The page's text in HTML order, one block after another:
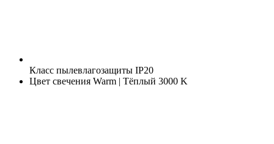
Класс пылевлагозащиты IP20
Цвет свечения Warm | Тёплый 3000 K